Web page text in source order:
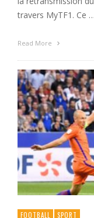
travers MyTF1. Ce …
Read More
FOOTBALL SPORT